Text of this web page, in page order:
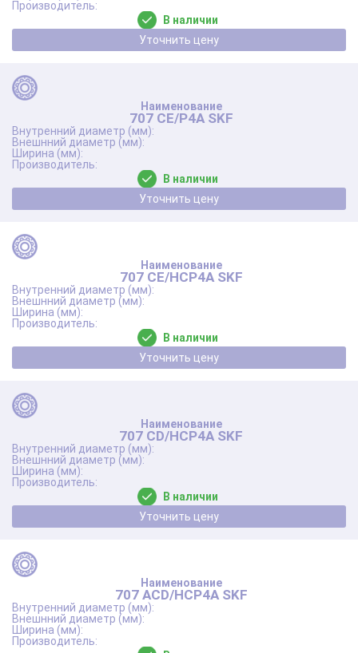
В наличии
Уточнить цену
707 CE/P4A SKF
В наличии
Уточнить цену
707 CE/HCP4A SKF
В наличии
Уточнить цену
707 CD/HCP4A SKF
В наличии
Уточнить цену
707 ACD/HCP4A SKF